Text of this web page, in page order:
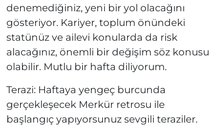
denemediğiniz, yeni bir yol olacağını
gösteriyor. Kariyer, toplum önündeki
statünüz ve ailevi konularda da risk
alacağınız, önemli bir değişim söz konusu
olabilir. Mutlu bir hafta diliyorum.
Terazi: Haftaya yengeç burcunda
gerçekleşecek Merkür retrosu ile
başlangıç yapıyorsunuz sevgili teraziler.